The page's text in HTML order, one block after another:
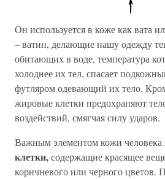
Он используется в коже как вата
– ватин, делающие нашу одежду
обитающих в воде, температура
холоднее их тел, спасает
футляром одевающий их тело.
жировые клетки предохраняют
воздействий, смягчая силу ударов.
Важным элементом кожи человека
клетки,содержащие красящее
коричневого или черного цветов.